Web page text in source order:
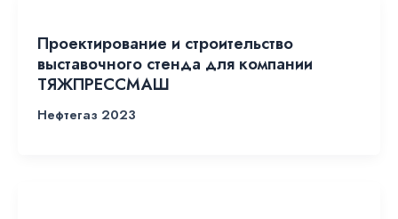
Проектирование и строительство
выставочного стенда для компании
ТЯЖПРЕССМАШ
Нефтегаз 2023